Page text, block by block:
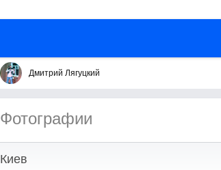
Дмитрий Лягуцкий
Фотографии
Киев